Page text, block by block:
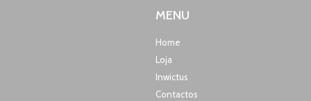
MENU
Home
Loja
Inwictus
Contactos